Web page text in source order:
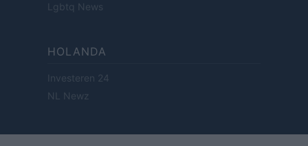
Lgbtq News
HOLANDA
Investeren 24
NL Newz